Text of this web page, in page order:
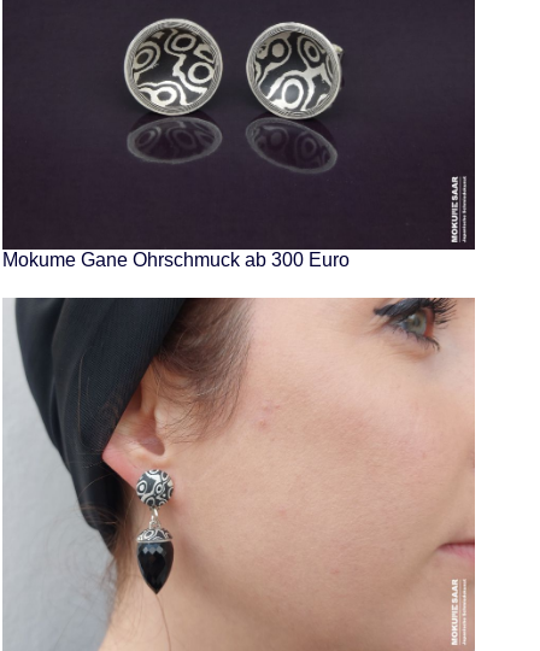
Mokume Gane Ohrschmuck ab 300 Euro